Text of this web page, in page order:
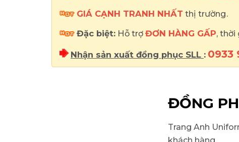
GIÁ CẠNH TRANH NHẤT thị trường.
Đặc biệt: Hỗ trợ ĐƠN HÀNG GẤP, thời
Nhận sản xuất đồng phục SLL : 0933
ĐỒNG
Trang Anh